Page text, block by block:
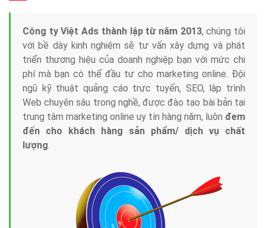
Công ty Việt Ads thành lập từ năm 2013, chúng tôi
với bề dày kinh nghiệm sẽ tư vấn xây dựng và phát
triển thương hiệu của doanh nghiệp bạn với mức chi
phí mà bạn có thể đầu tư cho marketing online. Đội
ngũ kỹ thuật quảng cáo trực tuyến, SEO, lập trình
Web chuyên sâu trong nghề, được đào tạo bài bản tại
trung tâm marketing online uy tín hàng năm, luôn đem
đến cho khách hàng sản phẩm/ dịch vụ chất
lượng.